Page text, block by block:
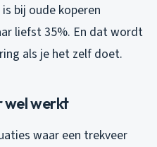
bij oude koperen
liefst 35%. En dat wordt
als je het zelf doet.
wel werkt
waar een trekveer